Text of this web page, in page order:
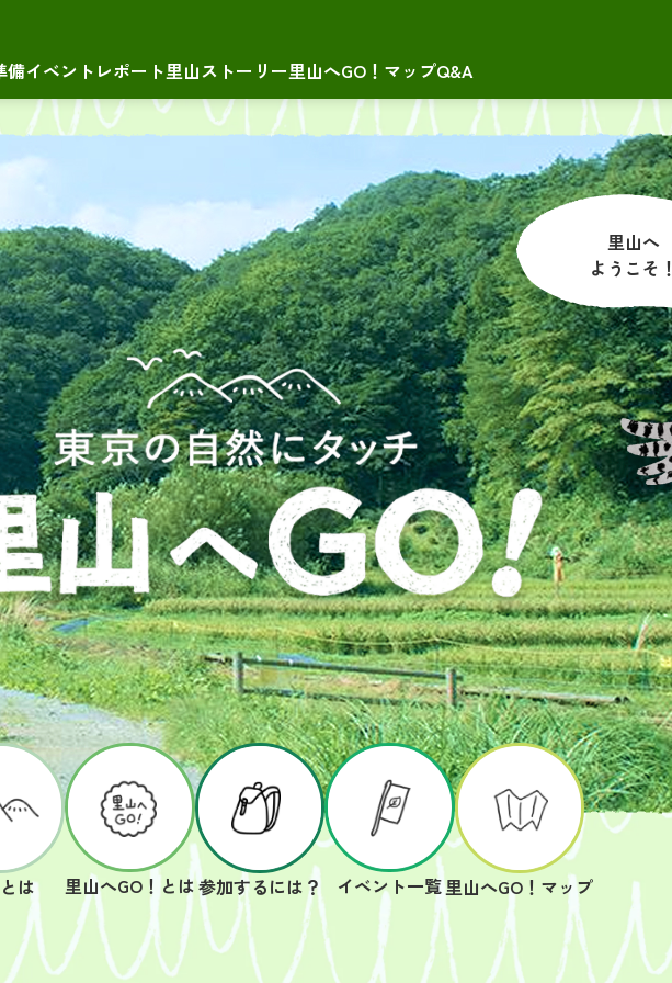
備イベントレポート里山ストーリー里山へGO！マップQ&A
里山へ
ようこそ！
は 里山へGO！とは参加するには？ イベント一覧里山へGO！マップ